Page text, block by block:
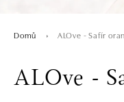
Domů ALOve - Safír
ALOve -